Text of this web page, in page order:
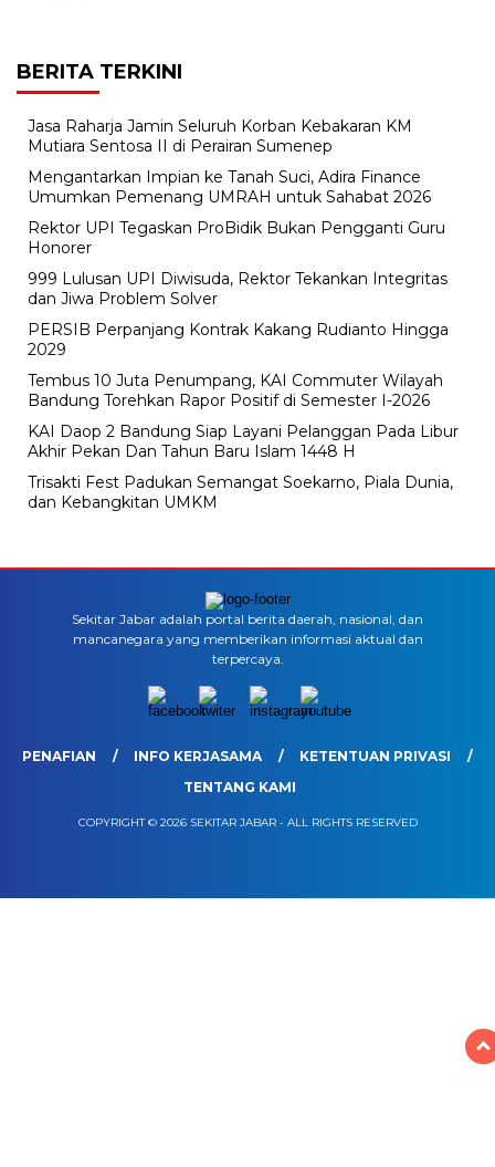
BERITA TERKINI
Jasa Raharja Jamin Seluruh Korban Kebakaran KM
Mutiara Sentosa II di Perairan Sumenep
Mengantarkan Impian ke Tanah Suci, Adira Finance
Umumkan Pemenang UMRAH untuk Sahabat 2026
Rektor UPI Tegaskan ProBidik Bukan Pengganti Guru
Honorer
999 Lulusan UPI Diwisuda, Rektor Tekankan Integritas
dan Jiwa Problem Solver
PERSIB Perpanjang Kontrak Kakang Rudianto Hingga
2029
Tembus 10 Juta Penumpang, KAI Commuter Wilayah
Bandung Torehkan Rapor Positif di Semester I-2026
KAI Daop 2 Bandung Siap Layani Pelanggan Pada Libur
Akhir Pekan Dan Tahun Baru Islam 1448 H
Trisakti Fest Padukan Semangat Soekarno, Piala Dunia,
dan Kebangkitan UMKM
Sekitar Jabar adalah portal berita daerah, nasional, dan
mancanegara yang memberikan informasi aktual dan
terpercaya.
PENAFIAN INFO KERJASAMA
KETENTUAN PRIVASI
TENTANG KAMI
COPYRIGHT © 2026 SEKITAR JABAR - ALL RIGHTS RESERVED